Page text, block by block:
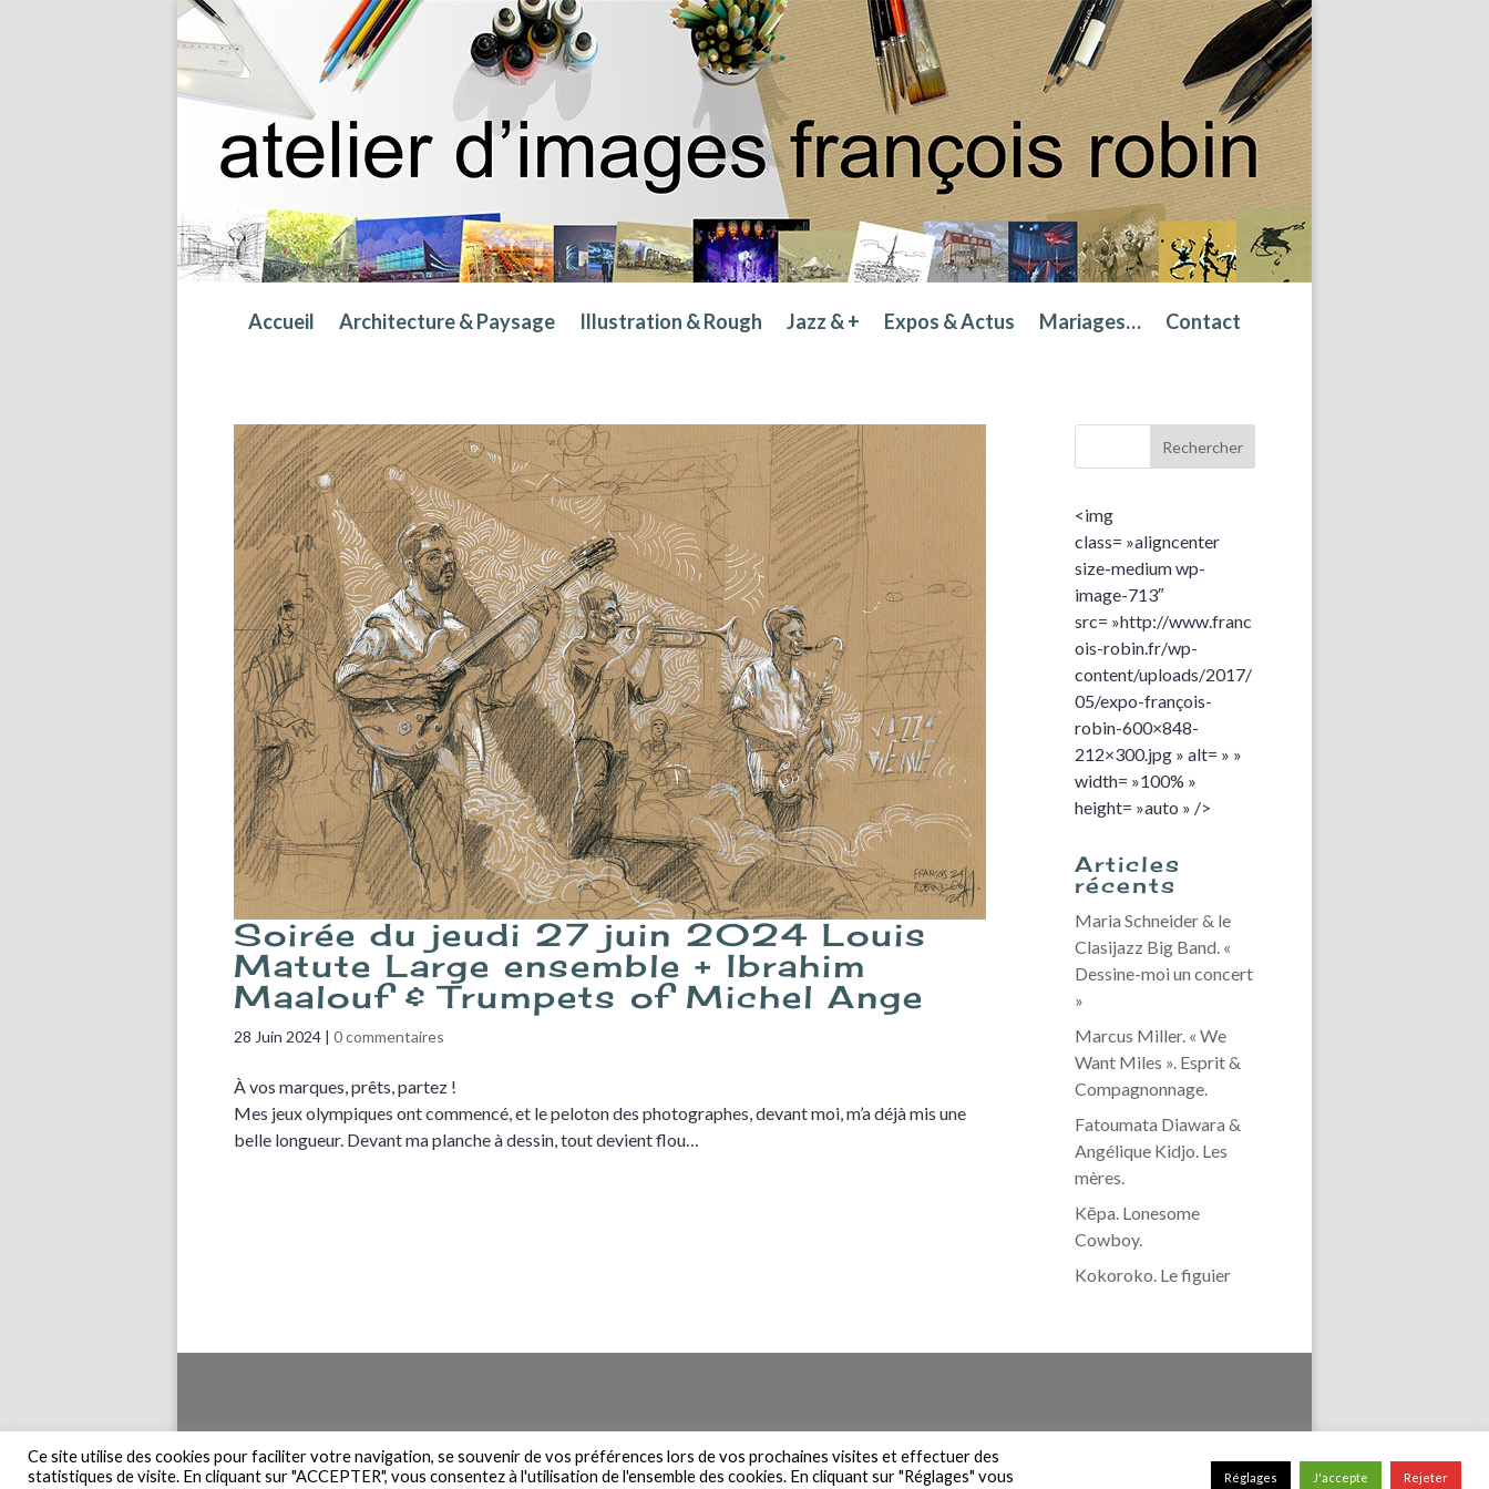
Accueil Architecture & Paysage Illustration & Rough Jazz & + Expos & Actus Mariages… Contact
Soirée du jeudi 27 juin 2024 Louis
Matute Large ensemble + Ibrahim
Maalouf & Trumpets of Michel Ange
28 Juin 2024 |0 commentaires
À vos marques, prêts, partez !
Mes jeux olympiques ont commencé, et le peloton des photographes, devant moi, m’a déjà mis une
belle longueur. Devant ma planche à dessin, tout devient flou…
<img
class= »aligncenter
size-medium wp-
image-713″
src= »http://www.franc
ois-robin.fr/wp-
content/uploads/2017/
05/expo-françois-
robin-600×848-
212×300.jpg » alt= » »
width= »100% »
height= »auto » />
Articles
récents
Maria Schneider & le
Clasijazz Big Band. «
Dessine-moi un concert
»
Marcus Miller. « We
Want Miles ». Esprit &
Compagnonnage.
Fatoumata Diawara &
Angélique Kidjo. Les
mères.
Kēpa. Lonesome
Cowboy.
Kokoroko. Le figuier
Accueil Plan du site Contact Newsletter Mentions légales
Politique de confidentialité
Ce site utilise des cookies pour faciliter votre navigation, se souvenir de vos préférences lors de vos prochaines visites et effectuer des
statistiques de visite. En cliquant sur "ACCEPTER", vous consentez à l'utilisation de l'ensemble des cookies. En cliquant sur "Réglages" vous
Réglages J'accepte Rejeter